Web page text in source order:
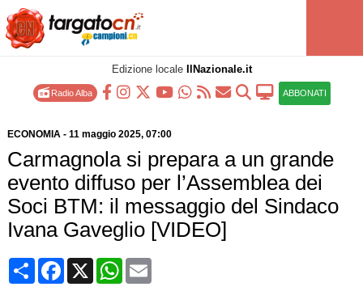
Edizione locale IlNazionale.it
Radio Alba ABBONATI
ECONOMIA- 11 maggio 2025, 07:00
Carmagnola si prepara a un grande
evento diffuso per l’Assemblea dei
Soci BTM: il messaggio del Sindaco
Ivana Gaveglio [VIDEO]
CondividiFacebook
X WhatsApp
Email